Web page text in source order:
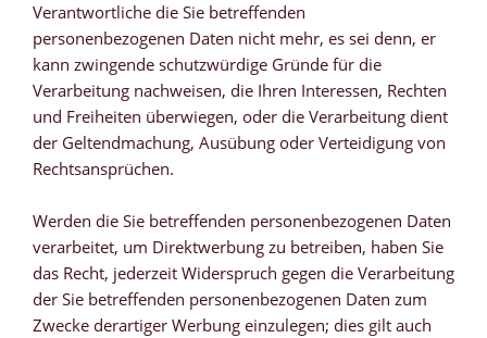
Verantwortliche die Sie betreffenden
personenbezogenen Daten nicht mehr, es sei denn, er
kann zwingende schutzwürdige Gründe für die
Verarbeitung nachweisen, die Ihren Interessen, Rechten
und Freiheiten überwiegen, oder die Verarbeitung dient
der Geltendmachung, Ausübung oder Verteidigung von
Rechtsansprüchen.
Werden die Sie betreffenden personenbezogenen Daten
verarbeitet, um Direktwerbung zu betreiben, haben Sie
das Recht, jederzeit Widerspruch gegen die Verarbeitung
der Sie betreffenden personenbezogenen Daten zum
Zwecke derartiger Werbung einzulegen; dies gilt auch